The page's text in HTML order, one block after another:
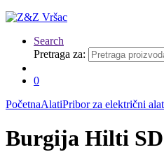
Search
Pretraga za:
0
PočetnaAlatiPribor za električni alat
Burgija Hilti